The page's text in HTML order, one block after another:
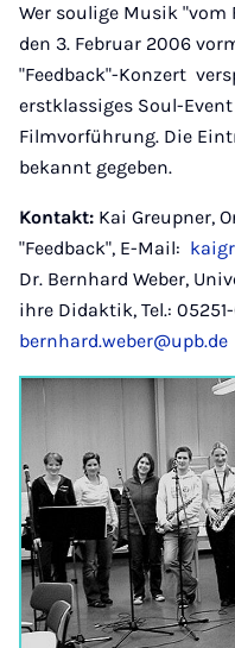
Wer soulige Musik "vom
den 3. Februar 2006
"Feedback"-Konzert
erstklassiges Soul-
Filmvorführung. Die
bekannt gegeben.
Kontakt: Kai Greupner,
"Feedback", E-Mail:
Dr. Bernhard Weber,
ihre Didaktik, Tel.:
bernhard.weber@upb.de